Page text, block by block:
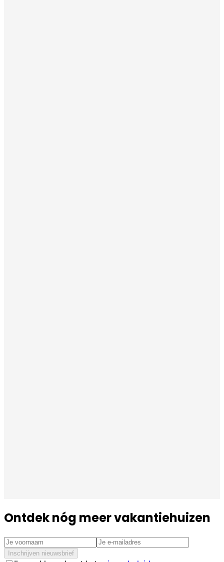
Ontdek nóg meer vakantiehuizen
Inschrijven nieuwsbrief